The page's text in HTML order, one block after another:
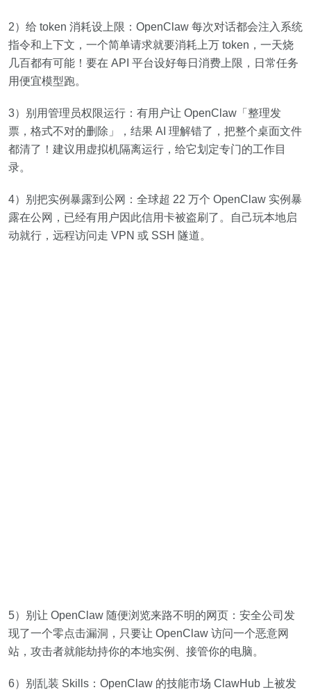
2）给 token 消耗设上限：OpenClaw 每次对话都会注入系统
指令和上下文，一个简单请求就要消耗上万 token，一天烧
几百都有可能！要在 API 平台设好每日消费上限，日常任务
用便宜模型跑。
3）别用管理员权限运行：有用户让 OpenClaw「整理发
票，格式不对的删除」，结果 AI 理解错了，把整个桌面文件
都清了！建议用虚拟机隔离运行，给它划定专门的工作目
录。
4）别把实例暴露到公网：全球超 22 万个 OpenClaw 实例暴
露在公网，已经有用户因此信用卡被盗刷了。自己玩本地启
动就行，远程访问走 VPN 或 SSH 隧道。
5）别让 OpenClaw 随便浏览来路不明的网页：安全公司发
现了一个零点击漏洞，只要让 OpenClaw 访问一个恶意网
站，攻击者就能劫持你的本地实例、接管你的电脑。
6）别乱装 Skills：OpenClaw 的技能市场 ClawHub 上被发